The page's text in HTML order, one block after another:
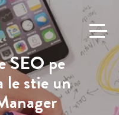
SEO pe
le stie un